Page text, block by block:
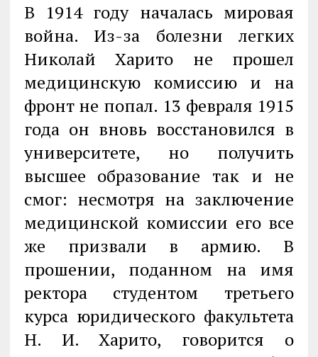
В 1914 году началась мировая
война. Из-за болезни легких
Николай Харито не прошел
медицинскую комиссию и на
фронт не попал. 13 февраля 1915
года он вновь восстановился в
университете, но получить
высшее образование так и не
смог: несмотря на заключение
медицинской комиссии его все
же призвали в армию. В
прошении, поданном на имя
ректора студентом третьего
курса юридического факультета
Н. И. Харито, говорится о